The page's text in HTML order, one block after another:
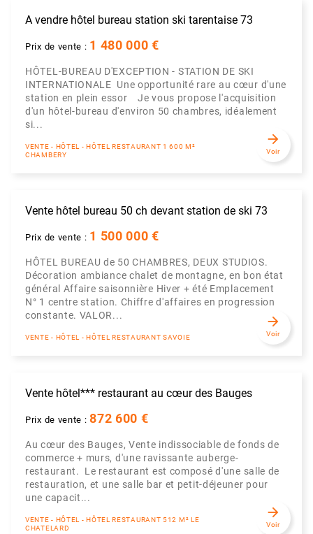
A vendre hôtel bureau station ski tarentaise 73
Prix de vente : 1 480 000 €
HÔTEL-BUREAU D'EXCEPTION - STATION DE SKI
INTERNATIONALE Une opportunité rare au cœur d'une
station en plein essor Je vous propose l'acquisition
d'un hôtel-bureau d'environ 50 chambres, idéalement
si...
VENTE - HÔTEL - HÔTEL RESTAURANT 1 600 M²
CHAMBERY
arrow_forward
Voir
Vente hôtel bureau 50 ch devant station de ski 73
Prix de vente : 1 500 000 €
HÔTEL BUREAU de 50 CHAMBRES, DEUX STUDIOS.
Décoration ambiance chalet de montagne, en bon état
général Affaire saisonnière Hiver + été Emplacement
N° 1 centre station. Chiffre d'affaires en progression
constante. VALOR...
VENTE - HÔTEL - HÔTEL RESTAURANT SAVOIE
arrow_forward
Voir
Vente hôtel*** restaurant au cœur des Bauges
Prix de vente :872 600 €
Au cœur des Bauges, Vente indissociable de fonds de
commerce + murs, d'une ravissante auberge-
restaurant. Le restaurant est composé d'une salle de
restauration, et une salle bar et petit-déjeuner pour
une capacit...
VENTE - HÔTEL - HÔTEL RESTAURANT 512 M² LE
CHATELARD
arrow_forward
Voir